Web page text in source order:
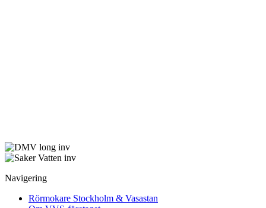
Navigering
Rörmokare Stockholm & Vasastan